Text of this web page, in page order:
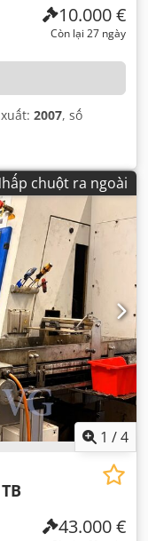
10.000 €
Còn lại 27 ngày
2007, số
chuột ra ngoài
1 /4
43.000 €